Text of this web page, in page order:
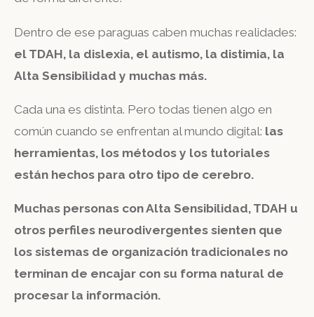
Dentro de ese paraguas caben muchas realidades:
el TDAH, la dislexia, el autismo, la distimia, la
Alta Sensibilidad y muchas más.
Cada una es distinta. Pero todas tienen algo en
común cuando se enfrentan al mundo digital: las
herramientas, los métodos y los tutoriales
están hechos para otro tipo de cerebro.
Muchas personas con Alta Sensibilidad, TDAH u
otros perfiles neurodivergentes sienten que
los sistemas de organización tradicionales no
terminan de encajar con su forma natural de
procesar la información.